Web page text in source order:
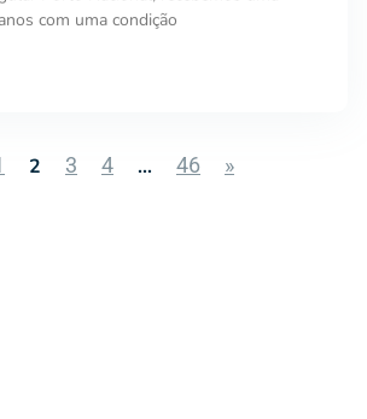
com uma condição
2 3 4 … 46 »